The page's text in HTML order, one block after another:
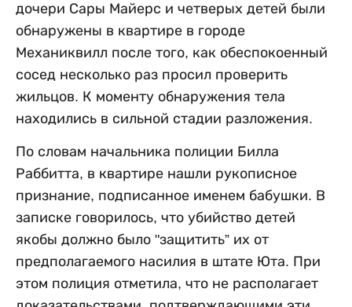
дочери Сары Майерс и четверых детей были
обнаружены в квартире в городе
Механиквилл после того, как обеспокоенный
сосед несколько раз просил проверить
жильцов. К моменту обнаружения тела
находились в сильной стадии разложения.
По словам начальника полиции Билла
Раббитта, в квартире нашли рукописное
признание, подписанное именем бабушки. В
записке говорилось, что убийство детей
якобы должно было "защитить” их от
предполагаемого насилия в штате Юта. При
этом полиция отметила, что не располагает